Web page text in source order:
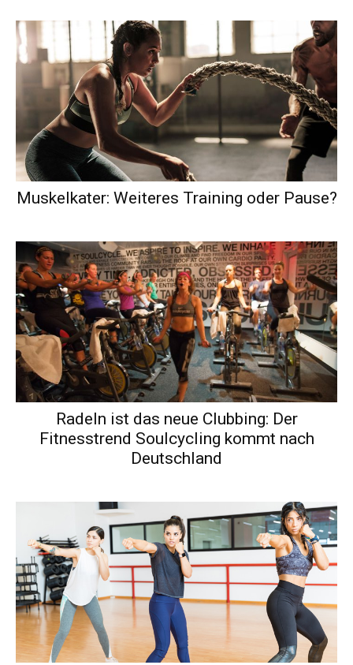
Muskelkater: Weiteres Training oder Pause?
Radeln ist das neue Clubbing: Der
Fitnesstrend Soulcycling kommt nach
Deutschland